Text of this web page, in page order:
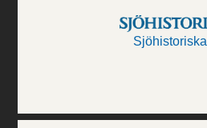
Sjöhistoriska